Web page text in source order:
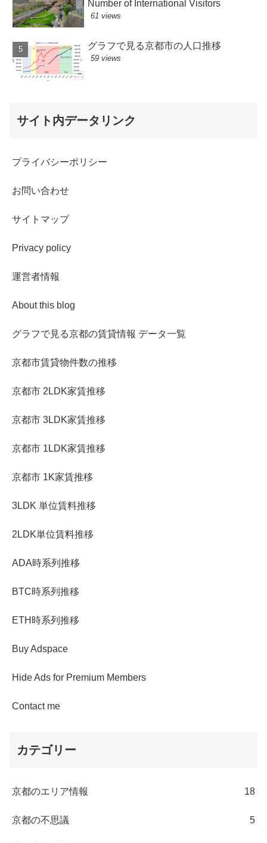
Number of International Visitors
61 views
グラフで見る京都市の人口推移
59 views
サイト内データリンク
プライバシーポリシー
お問い合わせ
サイトマップ
Privacy policy
運営者情報
About this blog
グラフで見る京都の賃貸情報 データ一覧
京都市賃貸物件数の推移
京都市 2LDK家賃推移
京都市 3LDK家賃推移
京都市 1LDK家賃推移
京都市 1K家賃推移
3LDK 単位賃料推移
2LDK単位賃料推移
ADA時系列推移
BTC時系列推移
ETH時系列推移
Buy Adspace
Hide Ads for Premium Members
Contact me
カテゴリー
京都のエリア情報 18
京都の不思議 5